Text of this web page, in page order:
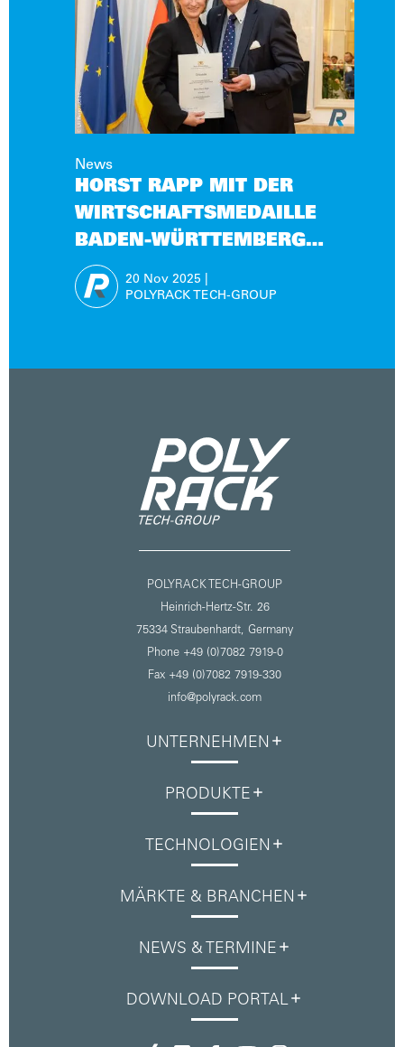
News
HORST RAPP MIT DER
WIRTSCHAFTSMEDAILLE
BADEN-WÜRTTEMBERG
AUSGEZEICHNET
20 Nov 2025
POLYRACK TECH-GROUP
POLYRACK TECH-GROUP
Heinrich-Hertz-Str. 26
75334 Straubenhardt, Germany
Phone +49 (0)7082 7919-0
Fax +49 (0)7082 7919-330
info@polyrack.com
UNTERNEHMEN
PRODUKTE
TECHNOLOGIEN
MÄRKTE & BRANCHEN
NEWS & TERMINE
DOWNLOAD PORTAL